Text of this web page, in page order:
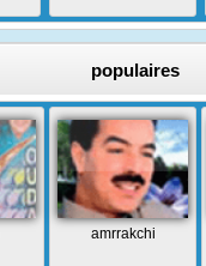
populaires
amrrakchi